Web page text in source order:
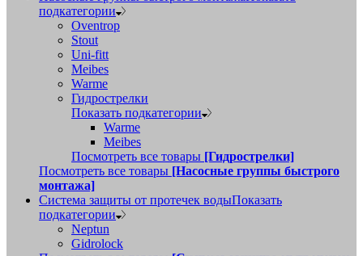
подкатегории
Oventrop
Stout
Uni-fitt
Meibes
Warme
Гидрострелки
Показать подкатегории
Warme
Meibes
Посмотреть все товары [Гидрострелки]
Посмотреть все товары [Насосные группы быстрого
монтажа]
Система защиты от протечек водыПоказать
подкатегории
Neptun
Gidrolock